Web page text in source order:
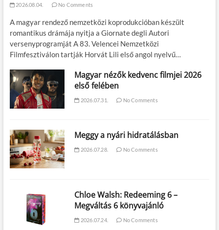
2026.08.04. No Comments
A magyar rendező nemzetközi koprodukcióban készült
romantikus drámája nyitja a Giornate degli Autori
versenyprogramját A 83. Velencei Nemzetközi
Filmfesztiválon tartják Horvát Lili első angol nyelvű…
Magyar nézők kedvenc filmjei 2026
első felében
2026.07.31. No Comments
Meggy a nyári hidratálásban
2026.07.28. No Comments
Chloe Walsh: Redeeming 6 –
Megváltás 6 könyvajánló
2026.07.24. No Comments